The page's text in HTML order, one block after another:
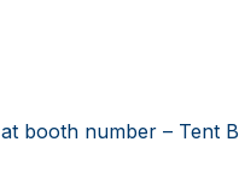
booth number – Tent